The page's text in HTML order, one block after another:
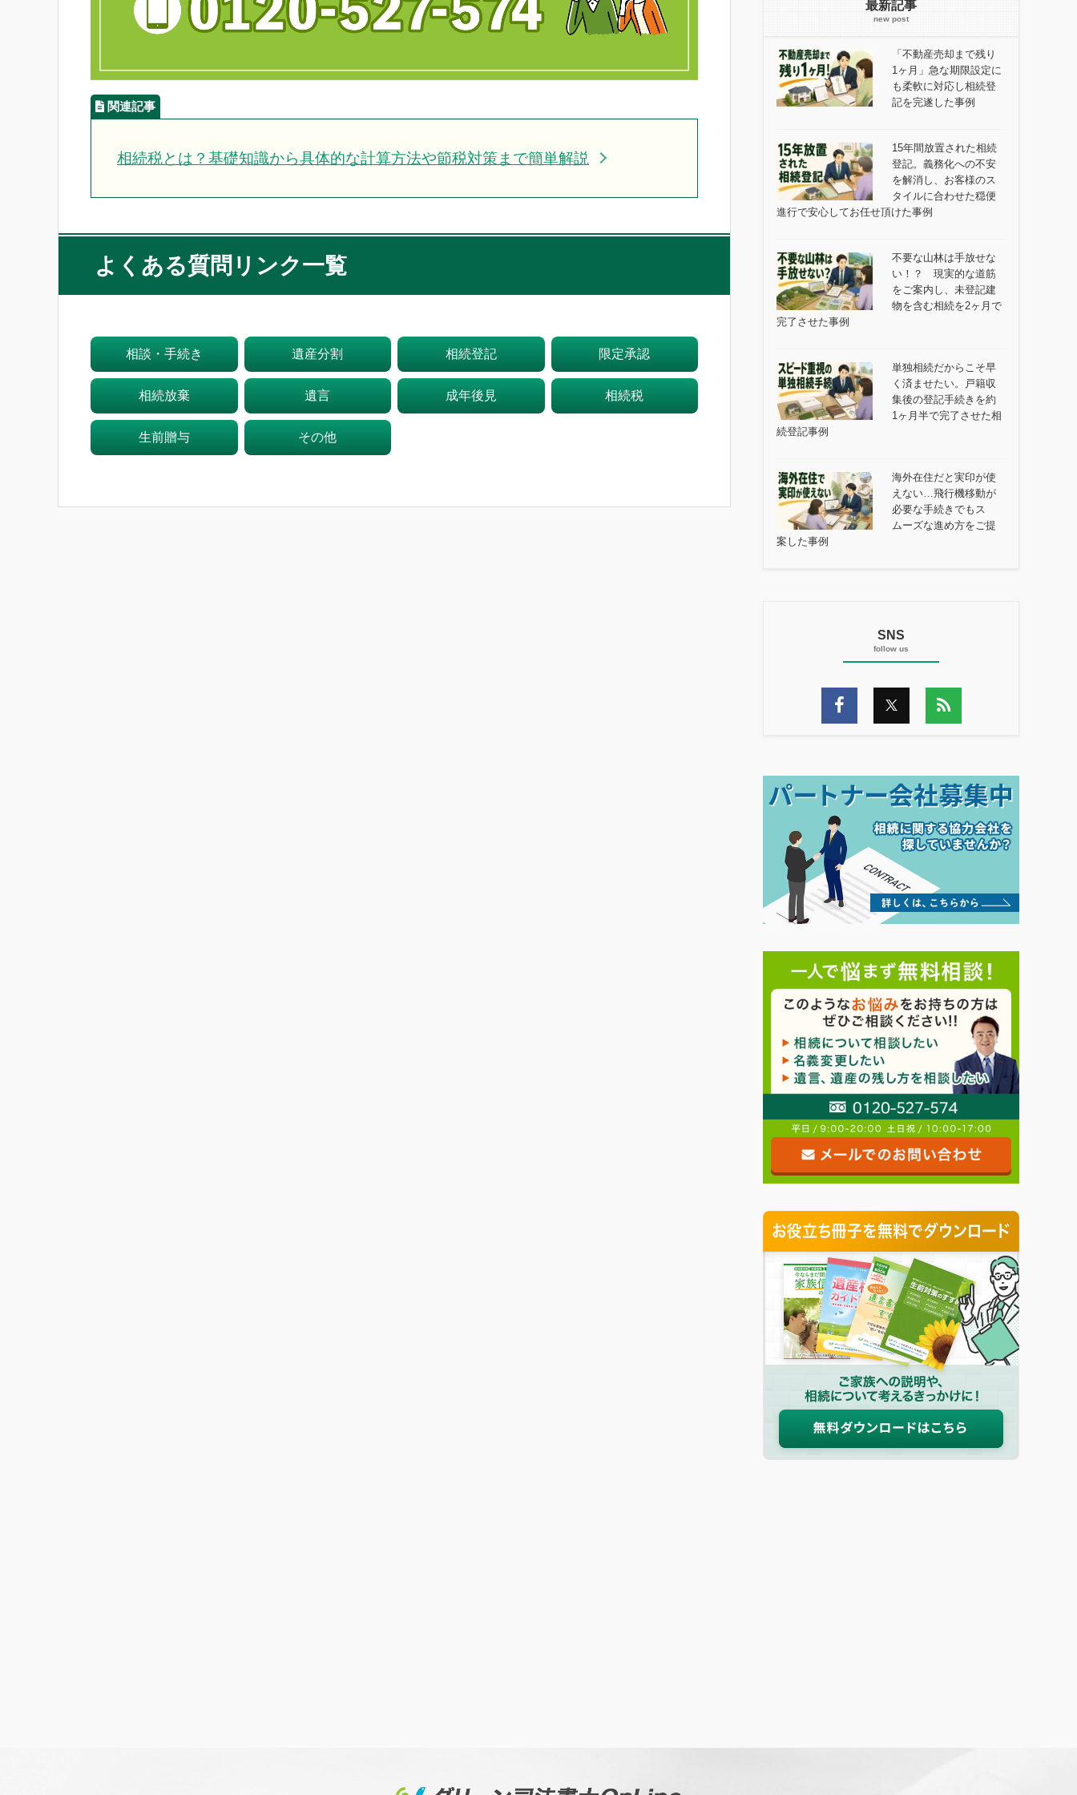
相続税とは？基礎知識から具体的な計算方法や節税対策まで簡単解説
よくある質問リンク一覧
相談・手続き 遺産分割 相続登記 限定承認
相続放棄 遺言 成年後見 相続税
生前贈与 その他
最新記事
「不動産売却まで残り
1ヶ月」急な期限設定に
も柔軟に対応し相続登
記を完遂した事例
15年間放置された相続
登記。義務化への不安
を解消し、お客様のス
タイルに合わせた穏便
進行で安心してお任せ頂けた事例
不要な山林は手放せな
い！？ 現実的な道筋
をご案内し、未登記建
物を含む相続を2ヶ月で
完了させた事例
単独相続だからこそ早
く済ませたい。戸籍収
集後の登記手続きを約
1ヶ月半で完了させた相
続登記事例
海外在住だと実印が使
えない…飛行機移動が
必要な手続きでもス
ムーズな進め方をご提
案した事例
SNS